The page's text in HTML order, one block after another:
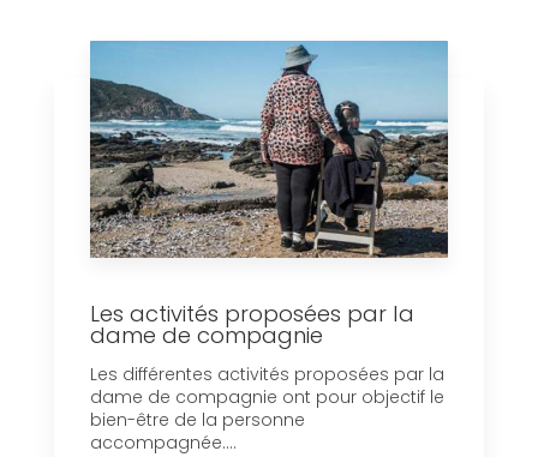
Les activités proposées par la
dame de compagnie
Les différentes activités proposées par la
dame de compagnie ont pour objectif le
bien-être de la personne
accompagnée....